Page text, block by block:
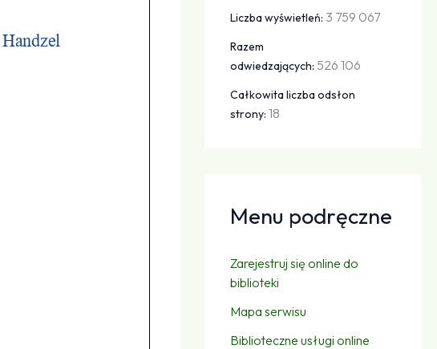
Liczba wyświetleń: 3 759 067
Razem
odwiedzających: 526 106
Całkowita liczba odsłon
strony:18
Menu podręczne
Zarejestruj się online do
biblioteki
Mapa serwisu
Biblioteczne usługi online